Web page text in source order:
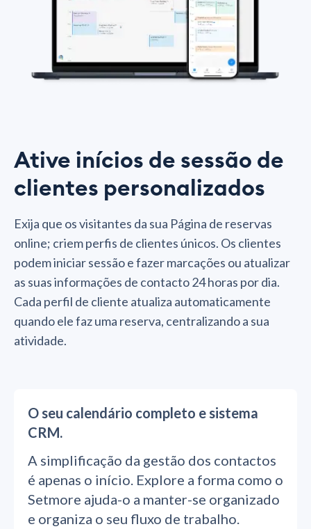
Ative inícios de sessão de
clientes personalizados
Exija que os visitantes da sua Página de reservas
online; criem perfis de clientes únicos. Os clientes
podem iniciar sessão e fazer marcações ou atualizar
as suas informações de contacto 24 horas por dia.
Cada perfil de cliente atualiza automaticamente
quando ele faz uma reserva, centralizando a sua
atividade.
O seu calendário completo e sistema
CRM.
A simplificação da gestão dos contactos
é apenas o início. Explore a forma como o
Setmore ajuda-o a manter-se organizado
e organiza o seu fluxo de trabalho.